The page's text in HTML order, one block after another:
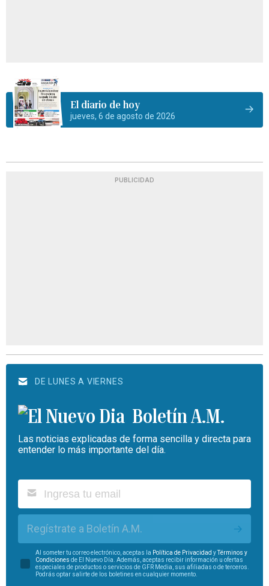
El diario de hoy
jueves, 6 de agosto de 2026
PUBLICIDAD
DE LUNES A VIERNES
Boletín A.M.
Las noticias explicadas de forma sencilla y directa para
entender lo más importante del día.
Regístrate a Boletín A.M.
Al someter tu correo electrónico, aceptas la Política de Privacidad yTérminos y
Condiciones de El Nuevo Día. Además, aceptas recibir información u ofertas
especiales de productos o servicios de GFR Media, sus afiliadas o de terceros.
Podrás optar salirte de los boletines en cualquier momento.